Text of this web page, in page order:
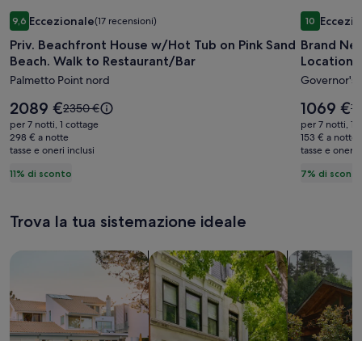
Galleria
fotografica
di
Priv.
Beachfront
House
w/Hot
Tub
on
Pink
Beach.
Walk
Restaurant/Bar
9,69,6 su 10, Eccezionale, (17 recensioni)
Eccezionale(17 recensioni)
Priv. Beachfront House w/Hot Tub on Pink Sand
Beach. Walk to Restaurant/Bar
Palmetto Point nord
11% di sconto
Il
prezzo
è
2089 €
2089 €Il
prezzo
era
2350 €,
maggiori
tariffa
2350 €
per 7 notti, 1 cottage
298 € a notte
tasse e oneri inclusi
Priv. Beachfront House w/Hot Tub on Pink Sand Beach.
Galleria
di
Brand
New
Nov
2025,
Great
Airport
Beach.
1010 su 10,
Brand
Location,
Governor's
7% di sconto
Il
prezzo
è
1069 €
1069 €Il
per 7 notti, 1
153 € a notte
tasse e oneri
Brand
Trova la tua sistemazione ideale
Cerca una casa Cerca un appartamentocerca baite